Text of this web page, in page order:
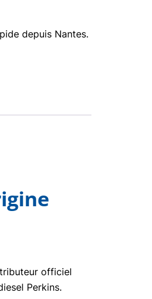
depuis Nantes.
officiel
Perkins.